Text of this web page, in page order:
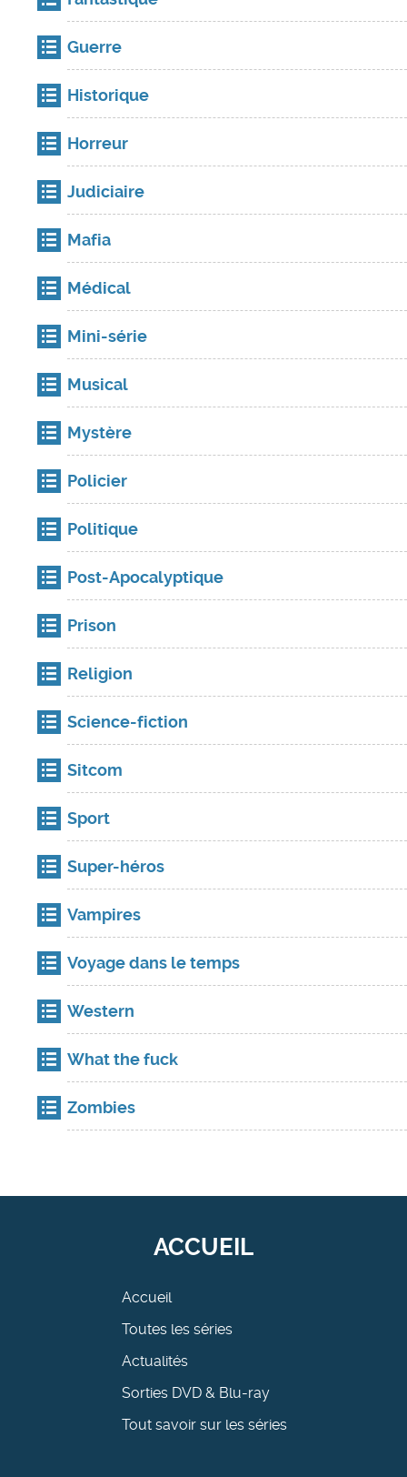
Guerre
Historique
Horreur
Judiciaire
Mafia
Médical
Mini-série
Musical
Mystère
Policier
Politique
Post-Apocalyptique
Prison
Religion
Science-fiction
Sitcom
Sport
Super-héros
Vampires
Voyage dans le temps
Western
What the fuck
Zombies
ACCUEIL
Accueil
Toutes les séries
Actualités
Sorties DVD & Blu-ray
Tout savoir sur les séries